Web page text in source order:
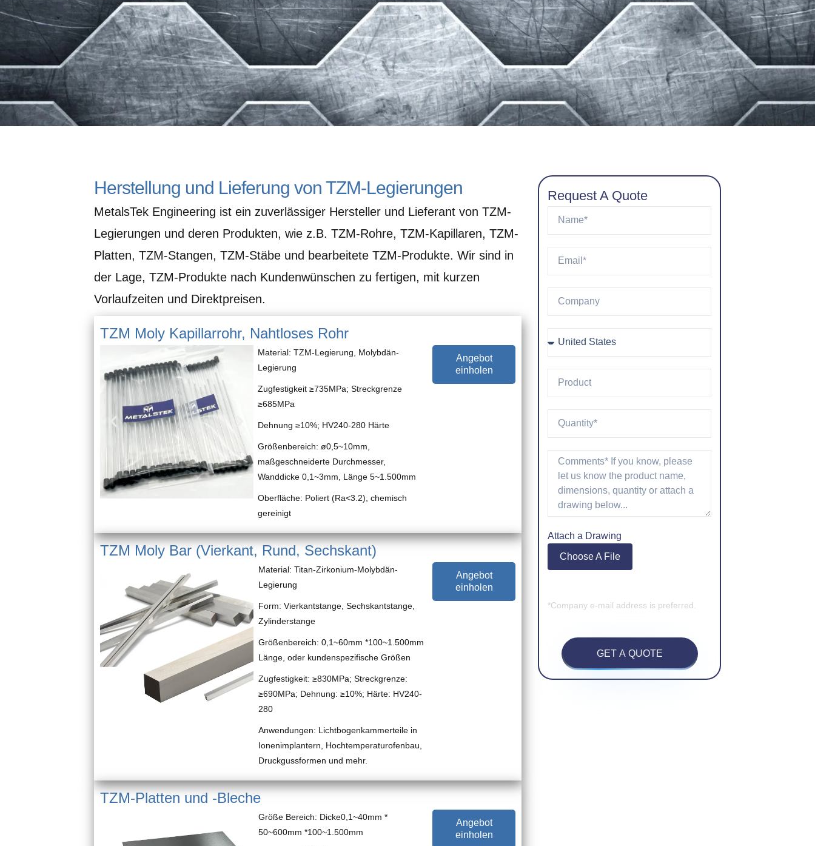
Herstellung und Lieferung von TZM-Legierungen
MetalsTek Engineering ist ein zuverlässiger Hersteller und Lieferant von TZM-
Legierungen und deren Produkten, wie z.B. TZM-Rohre, TZM-Kapillaren, TZM-
Platten, TZM-Stangen, TZM-Stäbe und bearbeitete TZM-Produkte. Wir sind in
der Lage, TZM-Produkte nach Kundenwünschen zu fertigen, mit kurzen
Vorlaufzeiten und Direktpreisen.
TZM Moly Kapillarrohr, Nahtloses Rohr
Material: TZM-Legierung, Molybdän-
Legierung
Zugfestigkeit ≥735MPa; Streckgrenze
≥685MPa
Dehnung ≥10%; HV240-280 Härte
Größenbereich: ø0,5~10mm,
maßgeschneiderte Durchmesser,
Wanddicke 0,1~3mm, Länge 5~1.500mm
Oberfläche: Poliert (Ra<3.2), chemisch
gereinigt
Angebot
einholen
TZM Moly Bar (Vierkant, Rund, Sechskant)
Material: Titan-Zirkonium-Molybdän-
Legierung
Form: Vierkantstange, Sechskantstange,
Zylinderstange
Größenbereich: 0,1~60mm *100~1.500mm
Länge, oder kundenspezifische Größen
Zugfestigkeit: ≥830MPa; Streckgrenze:
≥690MPa; Dehnung: ≥10%; Härte: HV240-
280
Anwendungen: Lichtbogenkammerteile in
Ionenimplantern, Hochtemperaturofenbau,
Druckgussformen und mehr.
Angebot
einholen
TZM-Platten und -Bleche
Größe Bereich: Dicke0,1~40mm *
50~600mm *100~1.500mm
Angebot
einholen
Request A Quote
Attach a Drawing
Choose A File
*Company e-mail address is preferred.
GET A QUOTE